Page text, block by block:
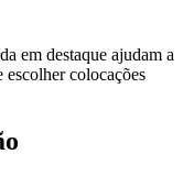
em destaque ajudam a
colocações